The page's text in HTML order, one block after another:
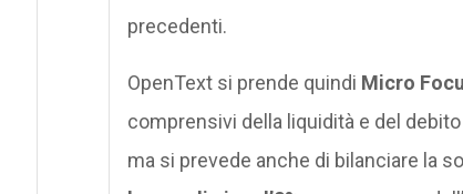
precedenti.
OpenText si prende quindi Micro
comprensivi della liquidità e del debito
ma si prevede anche di bilanciare la